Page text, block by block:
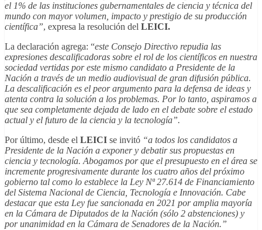
el 1% de las instituciones gubernamentales de ciencia y técnica del
mundo con mayor volumen, impacto y prestigio de su producción
científica”, expresa la resolución del LEICI.
La declaración agrega: “este Consejo Directivo repudia las
expresiones descalificadoras sobre el rol de los científicos en nuestra
sociedad vertidas por este mismo candidato a Presidente de la
Nación a través de un medio audiovisual de gran difusión pública.
La descalificación es el peor argumento para la defensa de ideas y
atenta contra la solución a los problemas. Por lo tanto, aspiramos a
que sea completamente dejada de lado en el debate sobre el estado
actual y el futuro de la ciencia y la tecnología”.
Por último, desde el LEICI se invitó “a todos los candidatos a
Presidente de la Nación a exponer y debatir sus propuestas en
ciencia y tecnología. Abogamos por que el presupuesto en el área se
incremente progresivamente durante los cuatro años del próximo
gobierno tal como lo establece la Ley Nª 27.614 de Financiamiento
del Sistema Nacional de Ciencia, Tecnología e Innovación. Cabe
destacar que esta Ley fue sancionada en 2021 por amplia mayoría
en la Cámara de Diputados de la Nación (sólo 2 abstenciones) y
por unanimidad en la Cámara de Senadores de la Nación.”